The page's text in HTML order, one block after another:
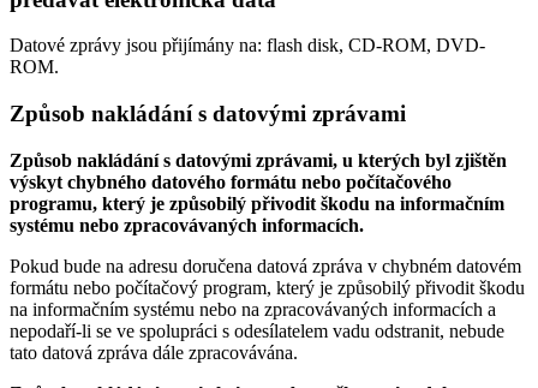
Datové zprávy jsou přijímány na: flash disk, CD-ROM, DVD-
ROM.
Způsob nakládání s datovými zprávami
Způsob nakládání s datovými zprávami, u kterých byl zjištěn
výskyt chybného datového formátu nebo počítačového
programu, který je způsobilý přivodit škodu na informačním
systému nebo zpracovávaných informacích.
Pokud bude na adresu doručena datová zpráva v chybném datovém
formátu nebo počítačový program, který je způsobilý přivodit škodu
na informačním systému nebo na zpracovávaných informacích a
nepodaří-li se ve spolupráci s odesílatelem vadu odstranit, nebude
tato datová zpráva dále zpracovávána.